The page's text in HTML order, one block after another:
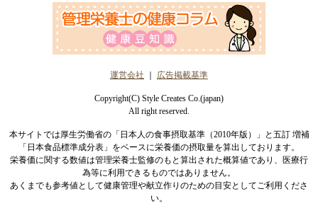
運営会社 広告掲載基準
Copyright(C) Style Creates Co.(japan)
All right reserved.
本サイトでは厚生労働省の「日本人の食事摂取基準（2010年版）」と五訂 増補
「日本食品標準成分表」をベースに栄養価の摂取量を算出しております。
栄養価に関する数値は管理栄養士監修のもと算出された概算値であり、医療行
為等に利用できるものではありません。
あくまでも参考値として健康管理や献立作りのための目安としてご利用くださ
い。